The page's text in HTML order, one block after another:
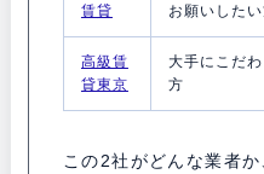
賃貸
お願いした
高級賃
貸東京
大手にこだ
方
この2社がどんな業者